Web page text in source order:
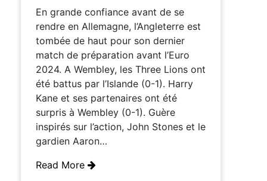
En grande confiance avant de se
rendre en Allemagne, l’Angleterre est
tombée de haut pour son dernier
match de préparation avant l’Euro
2024. A Wembley, les Three Lions ont
été battus par l’Islande (0-1). Harry
Kane et ses partenaires ont été
surpris à Wembley (0-1). Guère
inspirés sur l’action, John Stones et le
gardien Aaron…
Read More